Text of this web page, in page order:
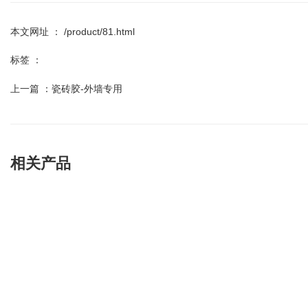
本文网址 ： /product/81.html
标签 ：
上一篇 ： 瓷砖胶-外墙专用
相关产品